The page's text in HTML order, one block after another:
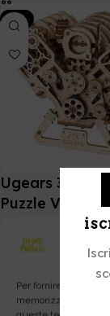
Per fornire le
memorizzare e/o
-15%
Ugears 3D
Puzzle V8
ARTICOLI IN PRE-ORDINE
98,66€ €
Aggiungi al carrello